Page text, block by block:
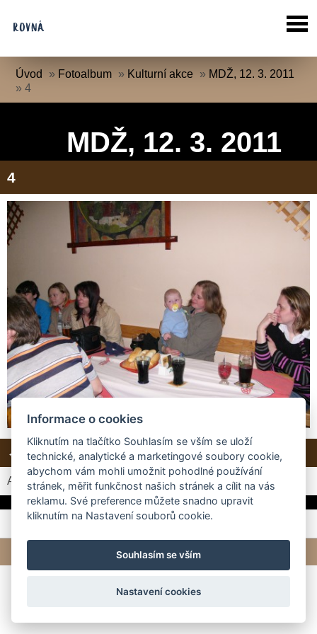
Úvod » Fotoalbum » Kulturní akce » MDŽ, 12. 3. 2011
»4
MDŽ, 12. 3. 2011
4
← Předchozí Další → Zpět do složky
Automatické procházení: 3| |5| | 7 (čas ve vteřinách)
© 2026 eStránky.cz | Tvorba webových stránek
Informace o cookies
Kliknutím na tlačítko Souhlasím se vším se uloží
technické, analytické a marketingové soubory cookie,
abychom vám mohli umožnit pohodlné používání
stránek, měřit funkčnost našich stránek a cílit na vás
reklamu. Své preference můžete snadno upravit
kliknutím na Nastavení souborů cookie.
Souhlasím se vším
Nastavení cookies